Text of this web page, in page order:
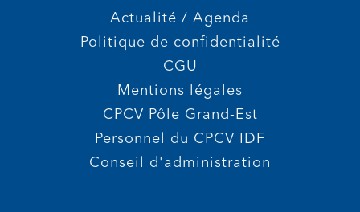
Actualité / Agenda
Politique de confidentialité
CGU
Mentions légales
CPCV Pôle Grand-Est
Personnel du CPCV IDF
Conseil d'administration